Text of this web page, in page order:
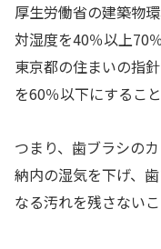
厚生労働省の建築物
対湿度を40％以上70
東京都の住まいの指
を60％以下にするこ
つまり、歯ブラシの
納内の湿気を下げ、
なる汚れを残さない